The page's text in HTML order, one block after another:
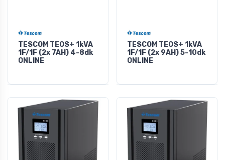
TESCOM TEOS+ 1kVA
1F/1F (2x 7AH) 4-8dk
ONLINE
TESCOM TEOS+ 1kVA
1F/1F (2x 9AH) 5-10dk
ONLINE